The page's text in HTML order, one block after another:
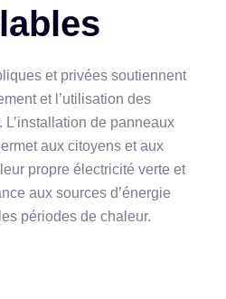
et privées soutiennent
et l’utilisation des
de panneaux
aux citoyens et aux
propre électricité verte et
aux sources d’énergie
périodes de chaleur.